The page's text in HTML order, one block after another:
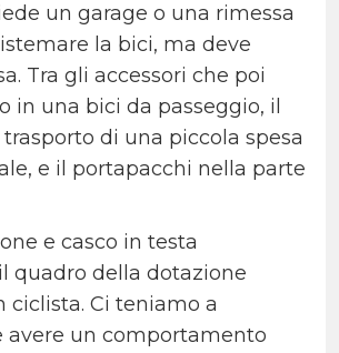
un garage o una rimessa
la bici, ma deve
Tra gli accessori che poi
in una bici da passeggio, il
di una piccola spesa
e il portapacchi nella parte
e casco in testa
quadro della dotazione
ciclista. Ci teniamo a
avere un comportamento